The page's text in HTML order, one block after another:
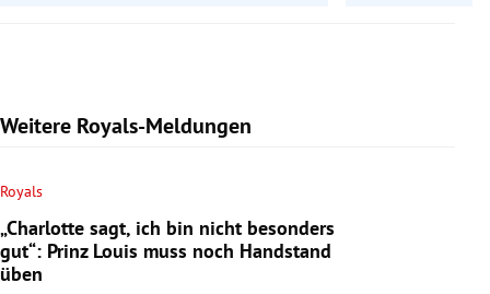
Weitere Royals-Meldungen
Royals
„Charlotte sagt, ich bin nicht besonders
gut“: Prinz Louis muss noch Handstand
üben